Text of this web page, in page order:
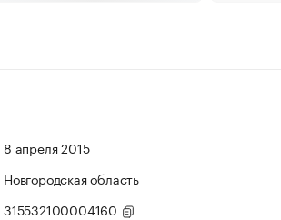
8 апреля 2015
Новгородская область
315532100004160